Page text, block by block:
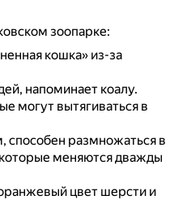
зоопарке:
кошка» из-за
напоминает коалу.
могут вытягиваться в
размножаться в
меняются дважды
цвет шерсти и